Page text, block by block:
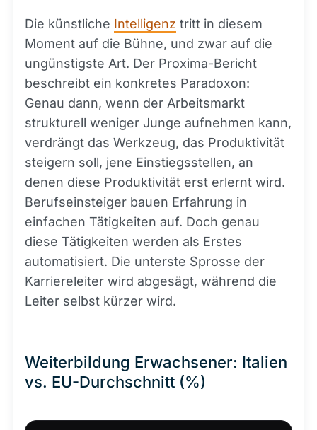
Die künstliche Intelligenz tritt in diesem
Moment auf die Bühne, und zwar auf die
ungünstigste Art. Der Proxima-Bericht
beschreibt ein konkretes Paradoxon:
Genau dann, wenn der Arbeitsmarkt
strukturell weniger Junge aufnehmen kann,
verdrängt das Werkzeug, das Produktivität
steigern soll, jene Einstiegsstellen, an
denen diese Produktivität erst erlernt wird.
Berufseinsteiger bauen Erfahrung in
einfachen Tätigkeiten auf. Doch genau
diese Tätigkeiten werden als Erstes
automatisiert. Die unterste Sprosse der
Karriereleiter wird abgesägt, während die
Leiter selbst kürzer wird.
Weiterbildung Erwachsener: Italien
vs. EU-Durchschnitt (%)